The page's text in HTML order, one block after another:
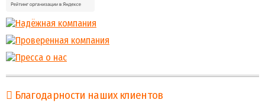
Благодарности наших клиентов